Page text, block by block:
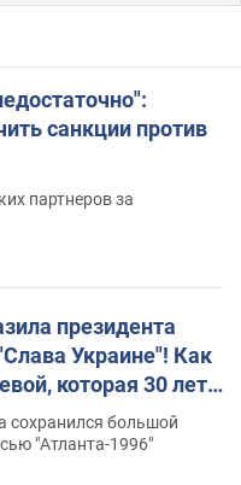
санкции против
партнеров за
президента
Украине"! Как
которая 30 лет
сохранился большой
"Атланта-1996"